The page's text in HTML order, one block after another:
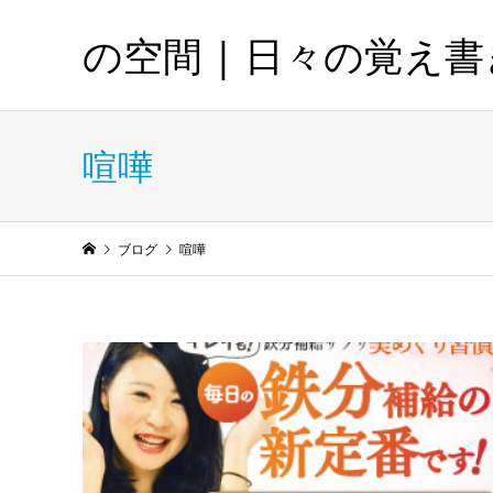
の空間 | 日々の覚え
喧嘩
ブログ 喧嘩